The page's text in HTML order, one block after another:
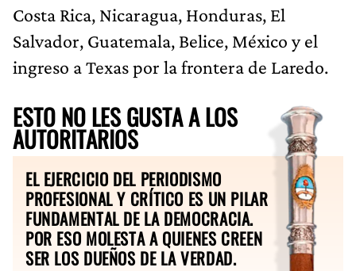
Costa Rica, Nicaragua, Honduras, El
Salvador, Guatemala, Belice, México y el
ingreso a Texas por la frontera de Laredo.
ESTO NO LES GUSTA A LOS
AUTORITARIOS
EL EJERCICIO DEL PERIODISMO
PROFESIONAL Y CRÍTICO ES UN PILAR
FUNDAMENTAL DE LA DEMOCRACIA.
POR ESO MOLESTA A QUIENES CREEN
SER LOS DUEÑOS DE LA VERDAD.